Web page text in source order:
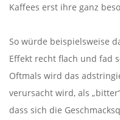
Kaffees erst ihre ganz
So würde beispielsweise
Effekt recht flach und fad
Oftmals wird das
verursacht wird, als
dass sich die